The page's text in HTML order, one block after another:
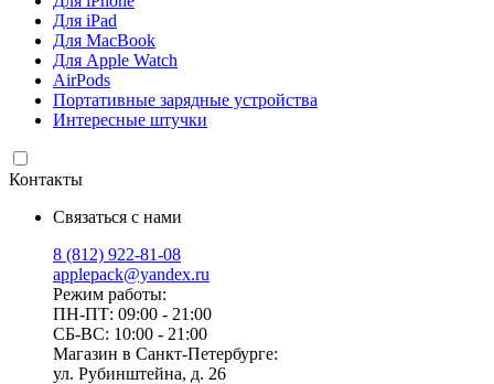
Для iPad
Для MacBook
Для Apple Watch
AirPods
Портативные зарядные устройства
Интересные штучки
Контакты
Связаться с нами
8 (812) 922-81-08
applepack@yandex.ru
Режим работы:
ПН-ПТ: 09:00 - 21:00
СБ-ВС: 10:00 - 21:00
Магазин в Санкт-Петербурге:
ул. Рубинштейна, д. 26